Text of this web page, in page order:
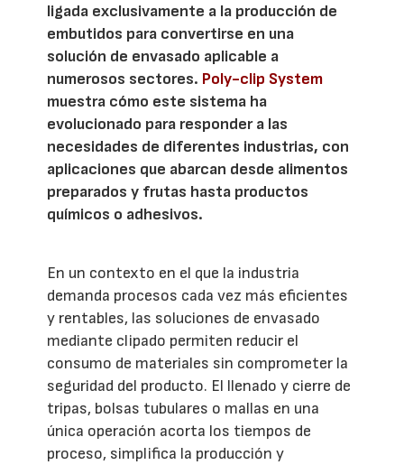
ligada exclusivamente a la producción de
embutidos para convertirse en una
solución de envasado aplicable a
numerosos sectores. Poly-clip System
muestra cómo este sistema ha
evolucionado para responder a las
necesidades de diferentes industrias, con
aplicaciones que abarcan desde alimentos
preparados y frutas hasta productos
químicos o adhesivos.
En un contexto en el que la industria
demanda procesos cada vez más eficientes
y rentables, las soluciones de envasado
mediante clipado permiten reducir el
consumo de materiales sin comprometer la
seguridad del producto. El llenado y cierre de
tripas, bolsas tubulares o mallas en una
única operación acorta los tiempos de
proceso, simplifica la producción y